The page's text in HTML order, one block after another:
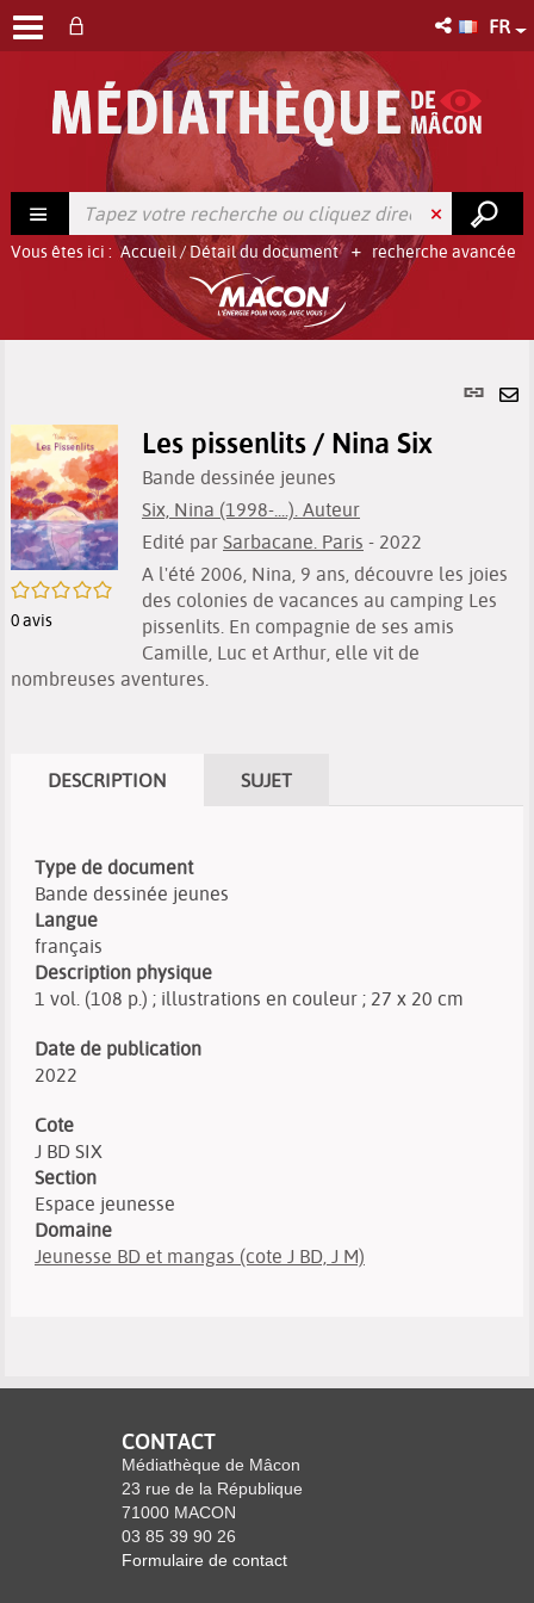
FR
recherche avancée
Vous êtes ici : Accueil/ Détail du document
Lien
/5
0avis
Les pissenlits / Nina Six
Bande dessinée jeunes
Six, Nina (1998-....). Auteur
Edité par Sarbacane. Paris - 2022
A l'été 2006, Nina, 9 ans, découvre les joies
des colonies de vacances au camping Les
pissenlits. En compagnie de ses amis
Camille, Luc et Arthur, elle vit de
nombreuses aventures.
DESCRIPTION SUJET
Type de document
Bande dessinée jeunes
Langue
français
Description physique
1 vol. (108 p.) ; illustrations en couleur ; 27 x 20 cm
Date de publication
2022
Cote
J BD SIX
Section
Espace jeunesse
Domaine
Jeunesse BD et mangas (cote J BD, J M)
CONTACT
Médiathèque de Mâcon
23 rue de la République
71000 MACON
03 85 39 90 26
Formulaire de contact